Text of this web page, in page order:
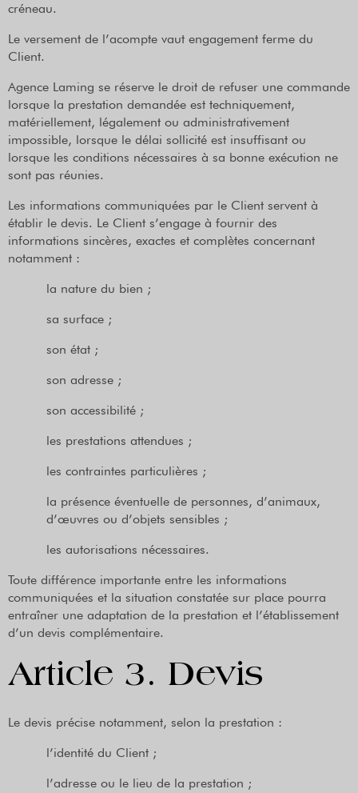
créneau.
Le versement de l’acompte vaut engagement ferme du
Client.
Agence Laming se réserve le droit de refuser une commande
lorsque la prestation demandée est techniquement,
matériellement, légalement ou administrativement
impossible, lorsque le délai sollicité est insuffisant ou
lorsque les conditions nécessaires à sa bonne exécution ne
sont pas réunies.
Les informations communiquées par le Client servent à
établir le devis. Le Client s’engage à fournir des
informations sincères, exactes et complètes concernant
notamment :
la nature du bien ;
sa surface ;
son état ;
son adresse ;
son accessibilité ;
les prestations attendues ;
les contraintes particulières ;
la présence éventuelle de personnes, d’animaux,
d’œuvres ou d’objets sensibles ;
les autorisations nécessaires.
Toute différence importante entre les informations
communiquées et la situation constatée sur place pourra
entraîner une adaptation de la prestation et l’établissement
d’un devis complémentaire.
Article 3. Devis
Le devis précise notamment, selon la prestation :
l’identité du Client ;
l’adresse ou le lieu de la prestation ;